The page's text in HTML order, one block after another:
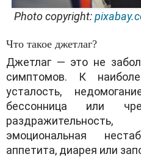
Photo copyright:
Что такое джетлаг?
Джетлаг — это не
симптомов. К
усталость,
бессонница или
эмоциональная
аппетита, диарея или